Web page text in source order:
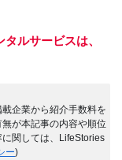
ルサービスは、
企業から紹介手数料を
が本記事の内容や順位
関しては、LifeStories
ー)